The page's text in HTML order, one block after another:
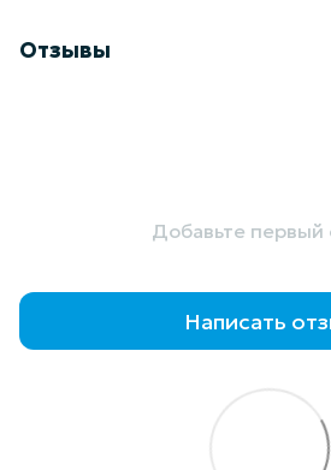
Отзывы
Добавьте первый
Написать